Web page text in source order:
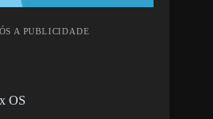
A PUBLICIDADE
OS